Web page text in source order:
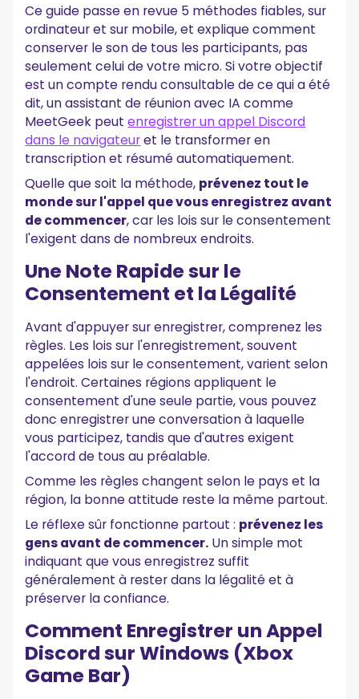
Comment Enregistrer un Appel Discord avec OBS
Studio
Comparatif des Enregistreurs d'Appels Discord
Quel Enregistreur d'Appels Discord Choisir ?
Points Clés
Questions Fréquentes sur l'Enregistrement des
Appels Discord
Discord Enregistre-t-il les Appels ?
Comment Enregistrer un Appel Discord avec le Son de Tout
le Monde ?
Peut-on Enregistrer un Appel Discord sur Téléphone ?
Est-il Légal d'Enregistrer un Appel Discord ?
Peut-on Enregistrer un Appel Discord à l'Insu des Autres ?
Ce guide passe en revue 5 méthodes fiables, sur
ordinateur et sur mobile, et explique comment
conserver le son de tous les participants, pas
seulement celui de votre micro. Si votre objectif
est un compte rendu consultable de ce qui a été
dit, un assistant de réunion avec IA comme
MeetGeek peutenregistrer un appel Discord
dans le navigateuret le transformer en
transcription et résumé automatiquement.
Quelle que soit la méthode, prévenez tout le
monde sur l'appel que vous enregistrez avant
de commencer, car les lois sur le consentement
l'exigent dans de nombreux endroits.
Une Note Rapide sur le
Consentement et la Légalité
Avant d'appuyer sur enregistrer, comprenez les
règles. Les lois sur l'enregistrement, souvent
appelées lois sur le consentement, varient selon
l'endroit. Certaines régions appliquent le
consentement d'une seule partie, vous pouvez
donc enregistrer une conversation à laquelle
vous participez, tandis que d'autres exigent
l'accord de tous au préalable.
Comme les règles changent selon le pays et la
région, la bonne attitude reste la même partout.
Le réflexe sûr fonctionne partout : prévenez les
gens avant de commencer. Un simple mot
indiquant que vous enregistrez suffit
généralement à rester dans la légalité et à
préserver la confiance.
Comment Enregistrer un Appel
Discord sur Windows (Xbox
Game Bar)